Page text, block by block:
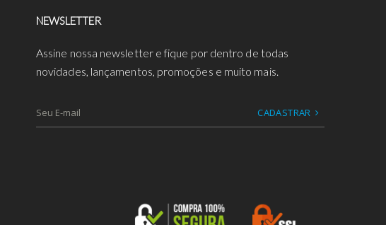
NEWSLETTER
Assine nossa newsletter e fique por dentro de todas
novidades, lançamentos, promoções e muito mais.
CADASTRAR